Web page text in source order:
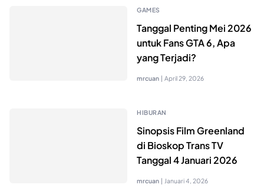
GAMES
Tanggal Penting Mei 2026
untuk Fans GTA 6, Apa
yang Terjadi?
mrcuan | April 29, 2026
HIBURAN
Sinopsis Film Greenland
di Bioskop Trans TV
Tanggal 4 Januari 2026
mrcuan | Januari 4, 2026